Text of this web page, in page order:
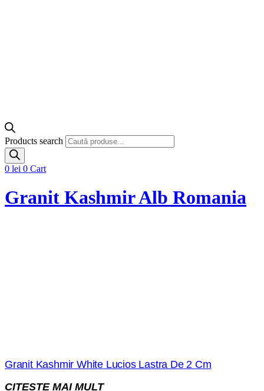
Products search
0 lei 0 Cart
Granit Kashmir Alb Romania
Granit Kashmir White Lucios Lastra De 2 Cm
CITEȘTE MAI MULT